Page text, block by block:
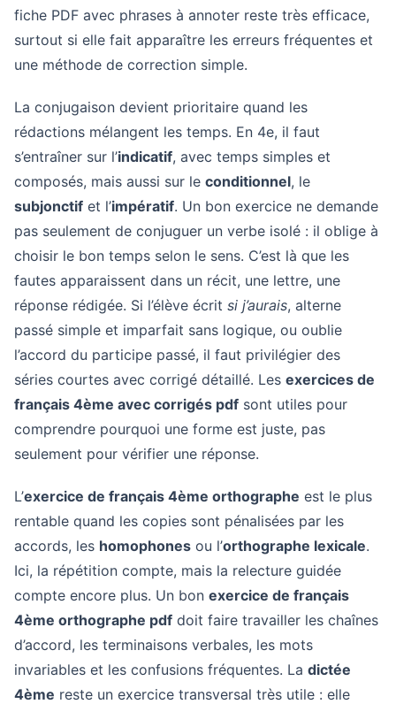
fiche PDF avec phrases à annoter reste très efficace,
surtout si elle fait apparaître les erreurs fréquentes et
une méthode de correction simple.
La conjugaison devient prioritaire quand les
rédactions mélangent les temps. En 4e, il faut
s’entraîner sur l’indicatif, avec temps simples et
composés, mais aussi sur le conditionnel, le
subjonctif et l’impératif. Un bon exercice ne demande
pas seulement de conjuguer un verbe isolé : il oblige à
choisir le bon temps selon le sens. C’est là que les
fautes apparaissent dans un récit, une lettre, une
réponse rédigée. Si l’élève écrit si j’aurais, alterne
passé simple et imparfait sans logique, ou oublie
l’accord du participe passé, il faut privilégier des
séries courtes avec corrigé détaillé. Les exercices de
français 4ème avec corrigés pdf sont utiles pour
comprendre pourquoi une forme est juste, pas
seulement pour vérifier une réponse.
L’exercice de français 4ème orthographe est le plus
rentable quand les copies sont pénalisées par les
accords, les homophones ou l’orthographe lexicale.
Ici, la répétition compte, mais la relecture guidée
compte encore plus. Un bon exercice de français
4ème orthographe pdf doit faire travailler les chaînes
d’accord, les terminaisons verbales, les mots
invariables et les confusions fréquentes. La dictée
4ème reste un exercice transversal très utile : elle